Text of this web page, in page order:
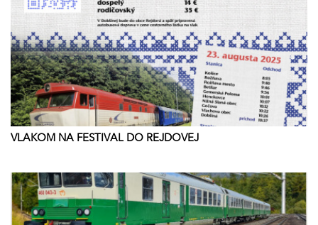
VLAKOM NA FESTIVAL DO REJDOVEJ